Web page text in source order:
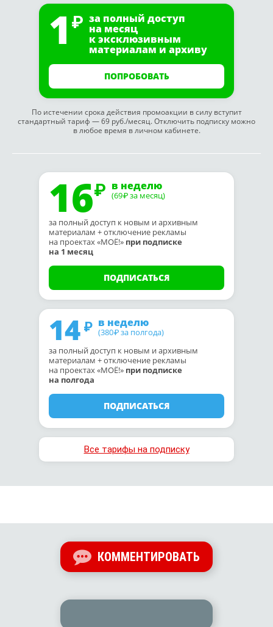
1 за полный доступ
на месяц
к эксклюзивным
материалам и архиву
ПОПРОБОВАТЬ
По истечении срока действия промоакции в силу вступит
стандартный тариф — 69 руб./месяц. Отключить подписку можно
в любое время в личном кабинете.
16 в неделю
(69₽ за месяц)
за полный доступ к новым и архивным
материалам + отключение рекламы
на проектах «МОЁ!» при подписке
на 1 месяц
ПОДПИСАТЬСЯ
14 в неделю
(380₽ за полгода)
за полный доступ к новым и архивным
материалам + отключение рекламы
на проектах «МОЁ!» при подписке
на полгода
ПОДПИСАТЬСЯ
Все тарифы на подписку
КОММЕНТИРОВАТЬ